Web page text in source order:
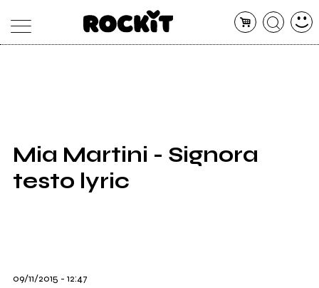
SHOP
RADIO
Mia Martini - Signora
testo lyric
09/11/2015 - 12:47